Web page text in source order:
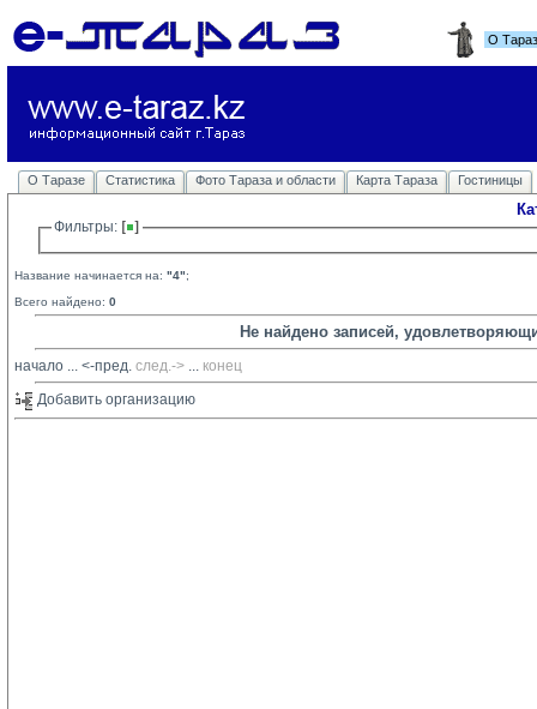
О
О Таразе Статистика Фото Тараза и области Карта Тараза Гостиницы
Фильтры:
Название начинается на: "4";
Всего найдено: 0
Не найдено записей,
начало ... <-пред. след.-> ... конец
Добавить организацию